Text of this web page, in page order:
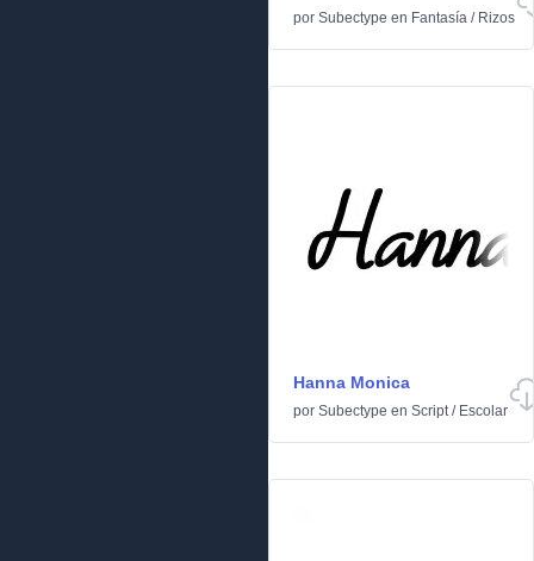
por Subectype en Fantasía / Rizos
Hanna Monica
por Subectype en Script/ Escolar